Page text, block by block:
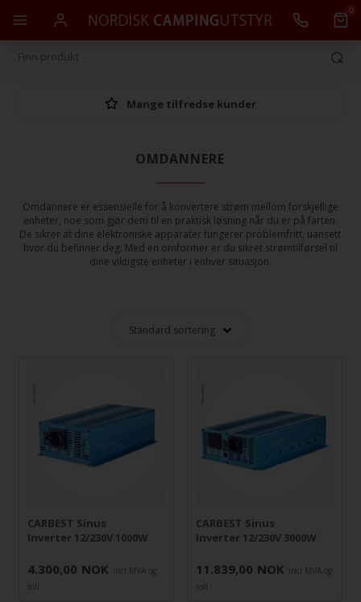
0
Mange tilfredse kunder
OMDANNERE
Omdannere er essensielle for å konvertere strøm mellom forskjellige
enheter, noe som gjør dem til en praktisk løsning når du er på farten.
De sikrer at dine elektroniske apparater fungerer problemfritt, uansett
hvor du befinner deg. Med en omformer er du sikret strømtilførsel til
dine viktigste enheter i enhver situasjon.
CARBEST Sinus
Inverter 12/230V 1000W
4.300,00 NOK
incl MVA og
toll
CARBEST Sinus
Inverter 12/230V 3000W
11.839,00 NOK
incl MVA og
toll